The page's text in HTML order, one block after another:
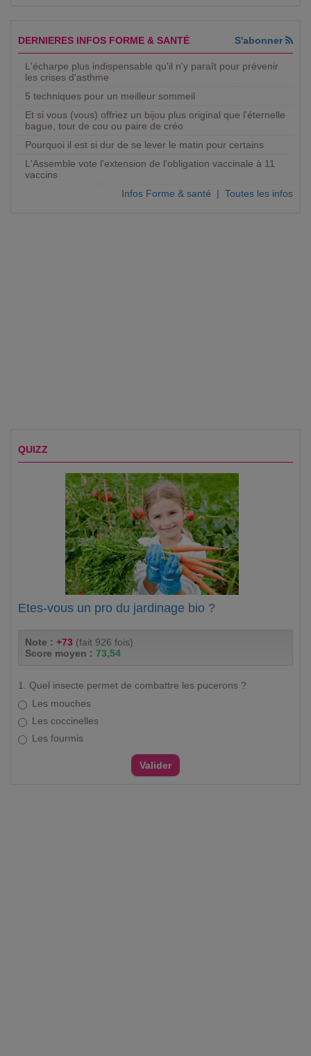
DERNIERES INFOS FORME & SANTÉ S'abonner
L'écharpe plus indispensable qu'il n'y paraît pour prévenir
les crises d'asthme
5 techniques pour un meilleur sommeil
Et si vous (vous) offriez un bijou plus original que l'éternelle
bague, tour de cou ou paire de créo
Pourquoi il est si dur de se lever le matin pour certains
L'Assemble vote l'extension de l'obligation vaccinale à 11
vaccins
Infos Forme & santé | Toutes les infos
QUIZZ
Etes-vous un pro du jardinage bio ?
Note : +73 (fait 926 fois)
Score moyen : 73,54
1. Quel insecte permet de combattre les pucerons ?
Les mouches
Les coccinelles
Les fourmis